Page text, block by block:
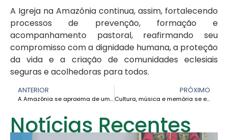
A Igreja na Amazônia continua, assim, fortalecendo
processos de prevenção, formação e
acompanhamento pastoral, reafirmando seu
compromisso com a dignidade humana, a proteção
da vida e a criação de comunidades eclesiais
seguras e acolhedoras para todos.
ANTERIOR
A Amazônia se aproxima de um ponto crítico devido à perda de seus “rios voadores”, alerta relatório internacional
PRÓXIMO
Cultura, música e memória se encontraram no evento cultural de Cumare: Vozes dos povos da Orinoquía e da Amazônia
Notícias Recentes